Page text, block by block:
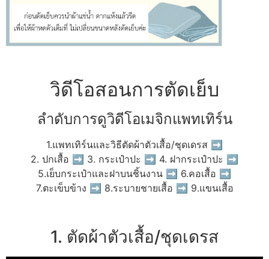
วิดีโอสอนการตัดเย็บ
ลำดับการดูวิดีโอเมจิกแพทเทิร์น
1.แพทเทิร์นและวิธีตัดผ้าตัวเสื้อ/ชุดเดรส ➡
2. ปกเสื้อ ➡ 3. กระเป๋าปะ ➡ 4. ฝากระเป๋าปะ ➡
5.เย็บกระเป๋าและฝาบนชิ้นงาน ➡ 6.คอเสื้อ ➡
7.ตะเข็บข้าง ➡ 8.ระบายชายเสื้อ ➡ 9.แขนเสื้อ
1. ตัดผ้าตัวเสื้อ/ชุดเดรส